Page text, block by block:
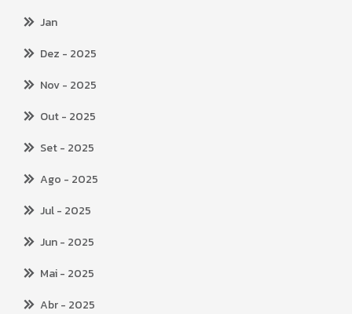
Jan
Dez - 2025
Nov- 2025
Out- 2025
Set- 2025
Ago - 2025
Jul- 2025
Jun- 2025
Mai- 2025
Abr- 2025